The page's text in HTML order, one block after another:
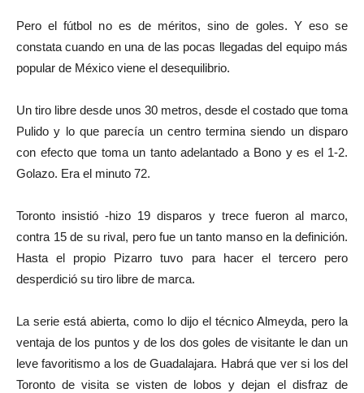
Pero el fútbol no es de méritos, sino de goles. Y eso se
constata cuando en una de las pocas llegadas del equipo más
popular de México viene el desequilibrio.
Un tiro libre desde unos 30 metros, desde el costado que toma
Pulido y lo que parecía un centro termina siendo un disparo
con efecto que toma un tanto adelantado a Bono y es el 1-2.
Golazo. Era el minuto 72.
Toronto insistió -hizo 19 disparos y trece fueron al marco,
contra 15 de su rival, pero fue un tanto manso en la definición.
Hasta el propio Pizarro tuvo para hacer el tercero pero
desperdició su tiro libre de marca.
La serie está abierta, como lo dijo el técnico Almeyda, pero la
ventaja de los puntos y de los dos goles de visitante le dan un
leve favoritismo a los de Guadalajara. Habrá que ver si los del
Toronto de visita se visten de lobos y dejan el disfraz de